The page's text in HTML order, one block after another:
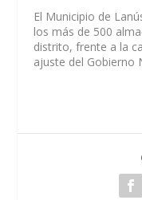
El Municipio de
los más de 500
distrito, frente a la
ajuste del Gobierno